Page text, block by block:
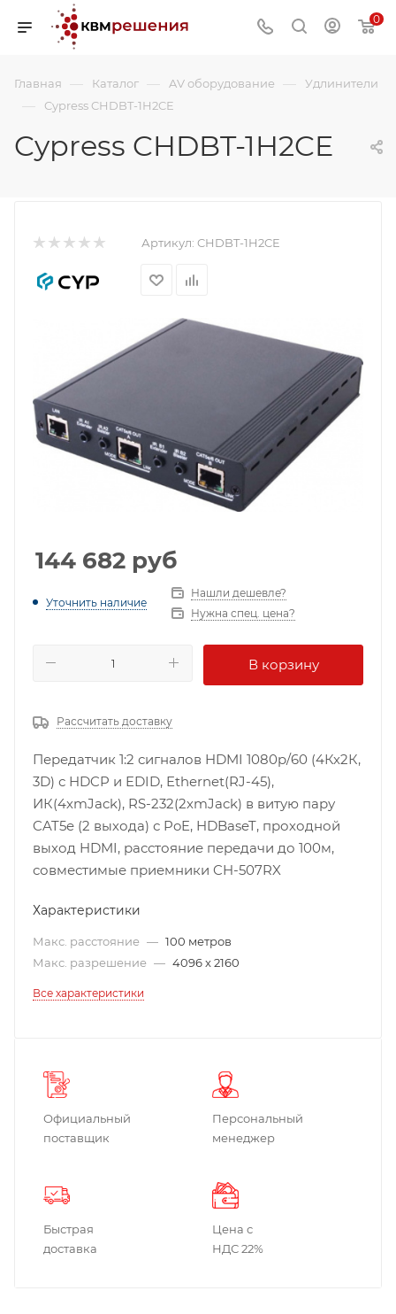
0
Главная — Каталог — AV оборудование — Удлинители
— Cypress CHDBT-1H2CE
Cypress CHDBT-1H2CE
Артикул: CHDBT-1H2CE
144 682 руб
Уточнить наличие
Нашли дешевле?
Нужна спец. цена?
В корзину
Рассчитать доставку
Передатчик 1:2 сигналов HDMI 1080p/60 (4Кх2К,
3D) с HDCP и EDID, Ethernet(RJ-45),
ИК(4хmJack), RS-232(2хmJack) в витую пару
CAT5e (2 выхода) с PoE, HDBaseT, проходной
выход HDMI, расстояние передачи до 100м,
совместимые приемники CH-507RX
Характеристики
Макс. расстояние — 100 метров
Макс. разрешение — 4096 x 2160
Все характеристики
Официальный
поставщик
Персональный
менеджер
Быстрая
доставка
Цена с
НДС 22%